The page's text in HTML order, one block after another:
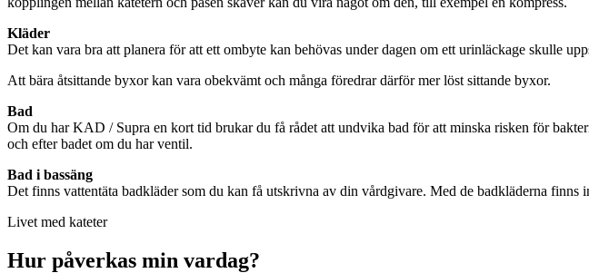
Kläder
Det kan vara bra att planera för att ett ombyte kan behövas under dagen om ett urinläckage skulle
Att bära åtsittande byxor kan vara obekvämt och många föredrar därför mer löst sittande byxor.
Bad
Om du har KAD / Supra en kort tid brukar du få rådet att undvika bad för att minska risken för
och efter badet om du har ventil.
Bad i bassäng
Det finns vattentäta badkläder som du kan få utskrivna av din vårdgivare. Med de badkläderna finns
Livet med kateter
Hur påverkas min vardag?